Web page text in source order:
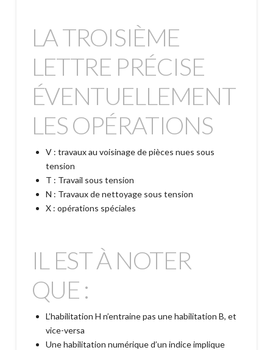
LA TROISIÈME
LETTRE PRÉCISE
ÉVENTUELLEMENT
LES OPÉRATIONS
V : travaux au voisinage de pièces nues sous
tension
T : Travail sous tension
N : Travaux de nettoyage sous tension
X : opérations spéciales
IL EST À NOTER
QUE :
L’habilitation H n’entraine pas une habilitation B, et
vice-versa
Une habilitation numérique d’un indice implique